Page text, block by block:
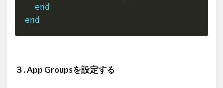
end
end
３. App Groupsを設定する